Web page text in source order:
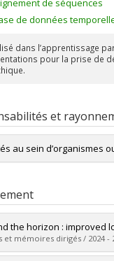
de séquences
de données
dans l’apprentissage
pour la prise de
et
au sein d’organismes
the horizon : improved
et mémoires dirigés / 2024 -